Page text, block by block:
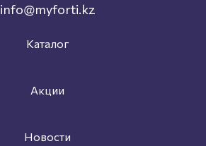
info@myforti.kz
Каталог
Акции
Новости